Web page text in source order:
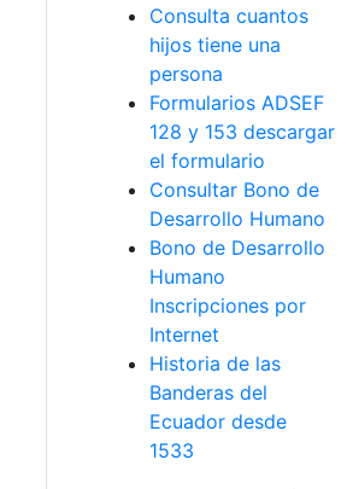
Consulta cuantos
hijos tiene una
persona
Formularios ADSEF
128 y 153 descargar
el formulario
Consultar Bono de
Desarrollo Humano
Bono de Desarrollo
Humano
Inscripciones por
Internet
Historia de las
Banderas del
Ecuador desde
1533